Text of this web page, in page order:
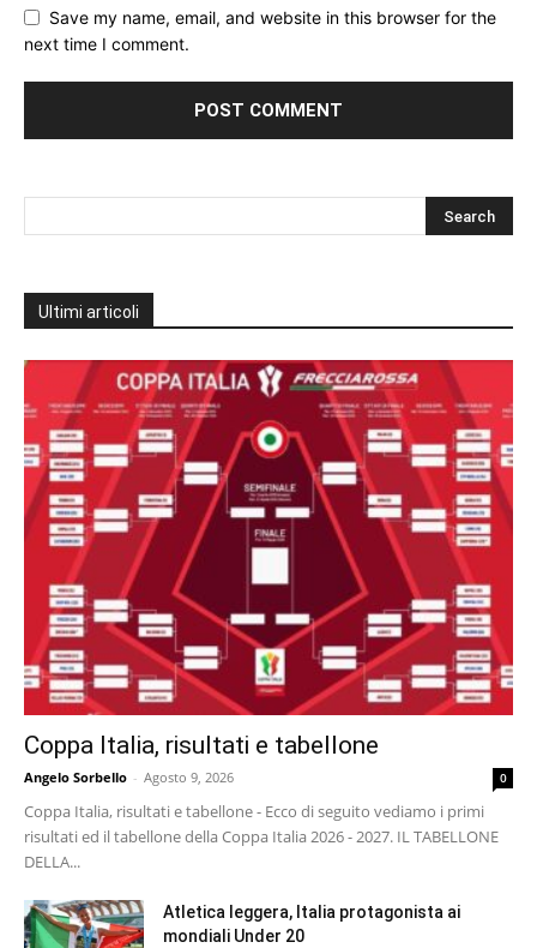
Save my name, email, and website in this browser for the
next time I comment.
Ultimi articoli
Coppa Italia, risultati e tabellone
Angelo Sorbello - Agosto 9, 2026 0
Coppa Italia, risultati e tabellone - Ecco di seguito vediamo i primi
risultati ed il tabellone della Coppa Italia 2026 - 2027. IL TABELLONE
DELLA...
Atletica leggera, Italia protagonista ai
mondiali Under 20